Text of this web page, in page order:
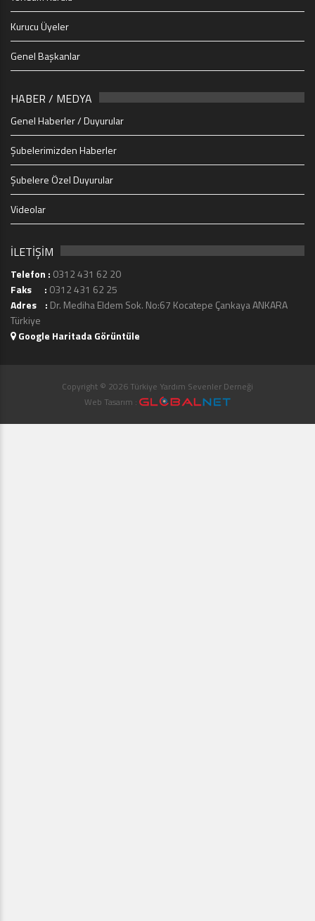
Kurucu Üyeler
Genel Başkanlar
HABER / MEDYA
Genel Haberler / Duyurular
Şubelerimizden Haberler
Şubelere Özel Duyurular
Videolar
İLETİŞİM
Telefon : 0312 431 62 20
Faks : 0312 431 62 25
Adres : Dr. Mediha Eldem Sok. No:67 Kocatepe Çankaya ANKARA
Türkiye
Google Haritada Görüntüle
Copyright © 2026 Türkiye Yardım Sevenler Derneği
Web Tasarım :